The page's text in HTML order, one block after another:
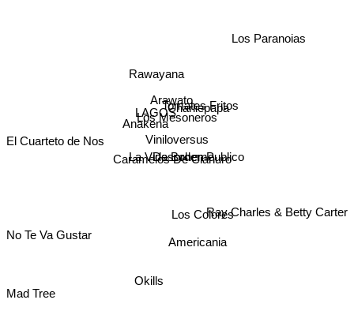
Viniloversus
La Vida Boheme
Los Mesoneros
Arawato
Caramelos De Cianuro
Rawayana
LAGOS
Desorden Publico
Charliepapa
Tomates Fritos
Los Colores
Anakena
Americania
Okills
Ray Charles & Betty Carter
Los Paranoias
El Cuarteto de Nos
No Te Va Gustar
Mad Tree